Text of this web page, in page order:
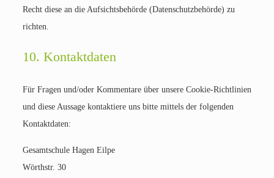
Recht diese an die Aufsichtsbehörde (Datenschutzbehörde) zu
richten.
10. Kontaktdaten
Für Fragen und/oder Kommentare über unsere Cookie-Richtlinien
und diese Aussage kontaktiere uns bitte mittels der folgenden
Kontaktdaten:
Gesamtschule Hagen Eilpe
Wörthstr. 30